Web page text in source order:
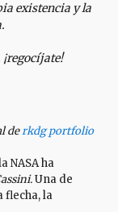
existencia y la
derkdg portfolio
NASA ha
Una de
flecha, la